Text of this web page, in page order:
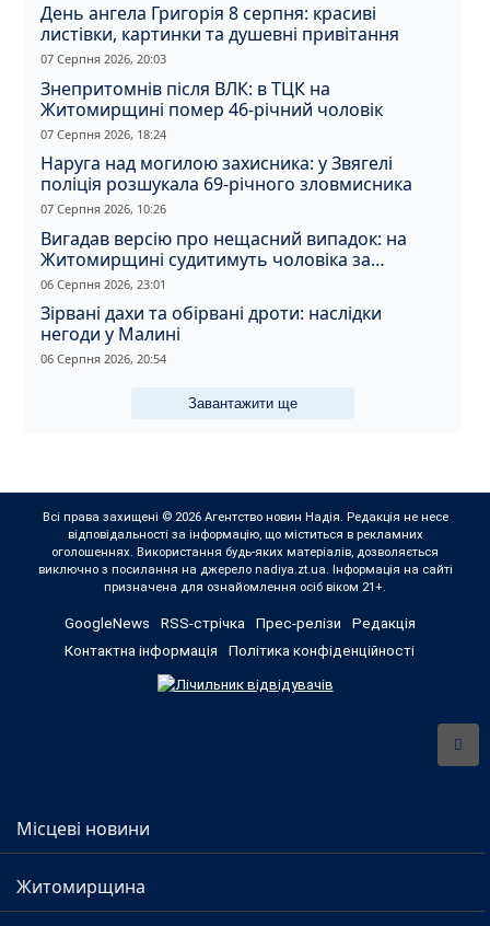
День ангела Григорія 8 серпня: красиві
листівки, картинки та душевні привітання
07 Серпня 2026, 20:03
Знепритомнів після ВЛК: в ТЦК на
Житомирщині помер 46-річний чоловік
07 Серпня 2026, 18:24
Наруга над могилою захисника: у Звягелі
поліція розшукала 69-річного зловмисника
07 Серпня 2026, 10:26
Вигадав версію про нещасний випадок: на
Житомирщині судитимуть чоловіка за
вбивство співмешканки
06 Серпня 2026, 23:01
Зірвані дахи та обірвані дроти: наслідки
негоди у Малині
06 Серпня 2026, 20:54
Завантажити ще
Всі права захищені © 2026 Агентство новин Надія. Редакція не несе
відповідальності за інформацію, що міститься в рекламних
оголошеннях. Використання будь-яких матеріалів, дозволяється
виключно з посилання на джерело nadiya.zt.ua. Інформація на сайті
призначена для ознайомлення осіб віком 21+.
GoogleNews RSS-стрічка Прес-релізи
Редакція
Контактна інформація
Політика конфіденційності
Місцеві новини
Житомирщина